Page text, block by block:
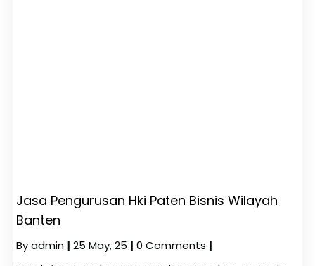
Jasa Pengurusan Hki Paten Bisnis Wilayah
Banten
Byadmin | 25 May, 25 | 0 Comments |